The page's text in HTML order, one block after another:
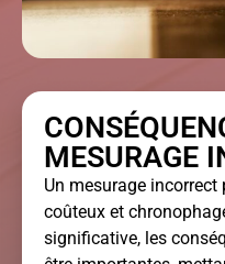
MESURAGE
Un mesurage
coûteux et
significative, les